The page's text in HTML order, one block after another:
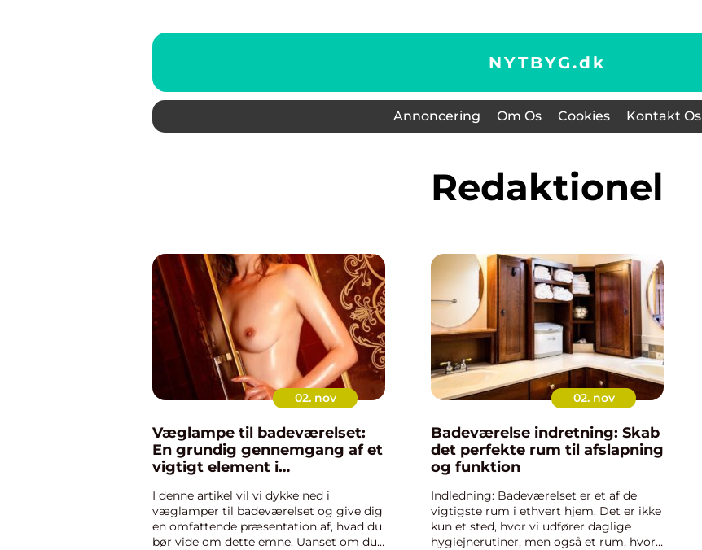
NYTBYG.dk
Annoncering Om Os Cookies Kontakt Os
redaktionel
02. nov
Væglampe til badeværelset:
En grundig gennemgang af et
vigtigt element i
I denne artikel vil vi dykke ned i
væglamper til badeværelset og give dig
en omfattende præsentation af, hvad du
bør vide om dette emne. Uanset om du
02. nov
Badeværelse indretning: Skab
det perfekte rum til afslapning
og funktion
Indledning: Badeværelset er et af de
vigtigste rum i ethvert hjem. Det er ikke
kun et sted, hvor vi udfører daglige
hygiejnerutiner, men også et rum, hvor